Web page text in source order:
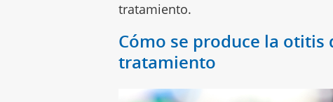
tratamiento.
Cómo se produce la otitis
tratamiento